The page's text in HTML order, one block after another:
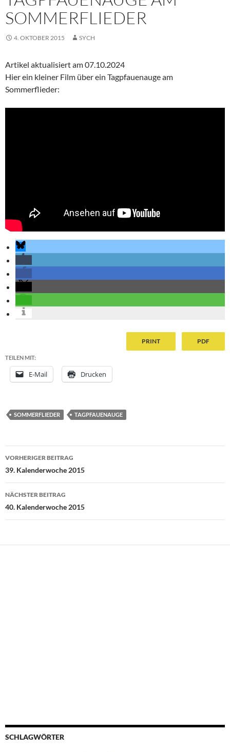
SOMMERFLIEDER
4. OKTOBER 2015 SYCH
Artikel aktualisiert am 07.10.2024
Hier ein kleiner Film über ein Tagpfauenauge am
Sommerflieder:
PRINT PDF
TEILEN MIT:
E-Mail Drucken
SOMMERFLIEDER TAGPFAUENAUGE
Beitragsnavigation
VORHERIGER BEITRAG
39. Kalenderwoche 2015
NÄCHSTER BEITRAG
40. Kalenderwoche 2015
SCHLAGWÖRTER